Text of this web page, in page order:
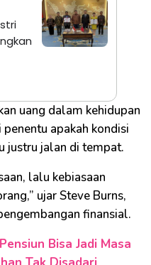
uang dalam kehidupan
apakah kondisi
justru jalan di tempat.
lalu kebiasaan
ujar Steve Burns,
finansial.
Bisa Jadi Masa